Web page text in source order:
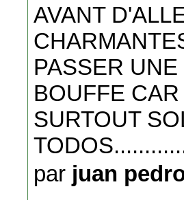
AVANT
PASSER
BOUFFE
SURTOUT
par juan